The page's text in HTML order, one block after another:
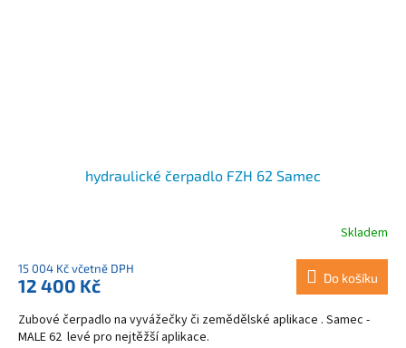
hydraulické čerpadlo FZH 62 Samec
Skladem
15 004 Kč včetně DPH
12 400 Kč Do košíku
Zubové čerpadlo na vyvážečky či zemědělské aplikace . Samec -
MALE 62 levé pro nejtěžší aplikace.